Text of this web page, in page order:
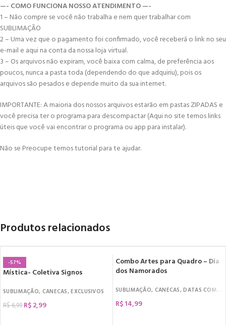
—- COMO FUNCIONA NOSSO ATENDIMENTO —-
1 – Não compre se você não trabalha e nem quer trabalhar com
SUBLIMAÇÃO
2 – Uma vez que o pagamento foi confirmado, você receberá o link no seu
e-mail e aqui na conta da nossa loja virtual.
3 – Os arquivos não expiram, você baixa com calma, de preferência aos
poucos, nunca a pasta toda (dependendo do que adquiriu), pois os
arquivos são pesados e depende muito da sua internet.
IMPORTANTE: A maioria dos nossos arquivos estarão em pastas ZIPADAS e
você precisa ter o programa para descompactar (Aqui no site temos links
úteis que você vai encontrar o programa ou app para instalar).
Não se Preocupe temos tutorial para te ajudar.
Produtos relacionados
-57%
Mística- Coletiva Signos
SUBLIMAÇÃO, CANECAS,EXCLUSIVOS
R$6,99 R$2,99
Combo Artes para Quadro – Dia
dos Namorados
SUBLIMAÇÃO, CANECAS,DATAS COMEMORATIVAS
R$14,99